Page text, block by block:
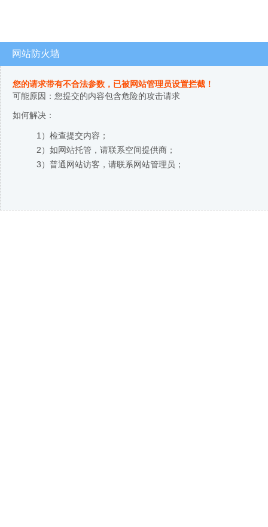
网站防火墙
您的请求带有不合法参数，已被网站管理员设置拦截！
可能原因：您提交的内容包含危险的攻击请求
如何解决：
1）检查提交内容；
2）如网站托管，请联系空间提供商；
3）普通网站访客，请联系网站管理员；